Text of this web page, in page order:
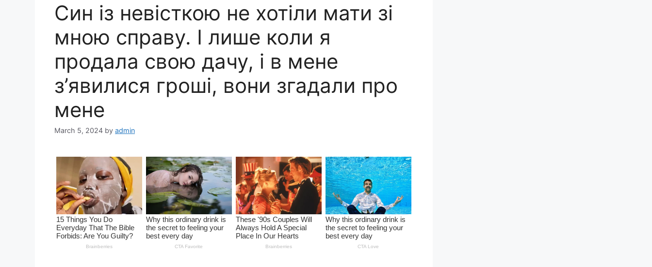
Син із невісткою не хотіли мати зі
мною справу. І лише коли я
продала свою дачу, і в мене
з’явилися гроші, вони згадали про
мене
March 5, 2024 by admin